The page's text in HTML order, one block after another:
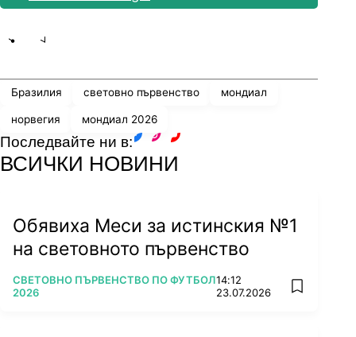
Бразилия световно първенство мондиал
норвегия мондиал 2026
Последвайте ни в:
ВСИЧКИ НОВИНИ
Обявиха Меси за истинския №1
на световното първенство
ПОВЕЧЕ ОТ
СВЕТОВНО ПЪРВЕНСТВО ПО ФУТБОЛ
2026
14:12
23.07.2026
add